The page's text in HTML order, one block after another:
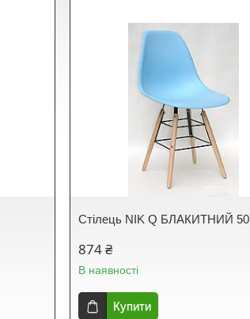
Стілець NIK Q БЛАКИТНИЙ 50
874 ₴
В наявності
Купити